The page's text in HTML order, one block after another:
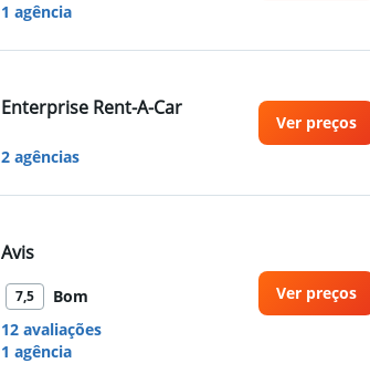
1 agência
Enterprise Rent-A-Car
2 agências
Ver preços
Avis
7,5
Bom
12 avaliações
1 agência
Ver preços